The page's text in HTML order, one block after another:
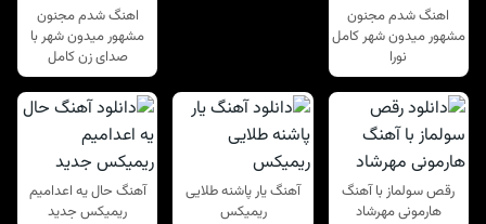
اهنگ شدم مجنون
مشهور میدون شهر کامل
نورا
اهنگ شدم مجنون
مشهور میدون شهر با
صدای زن کامل
رقص سولماز با آهنگ
هارمونی مهرشاد
آهنگ یار پاشنه طلایی
ریمیکس
آهنگ حال یه اعدامیم
ریمیکس جدید